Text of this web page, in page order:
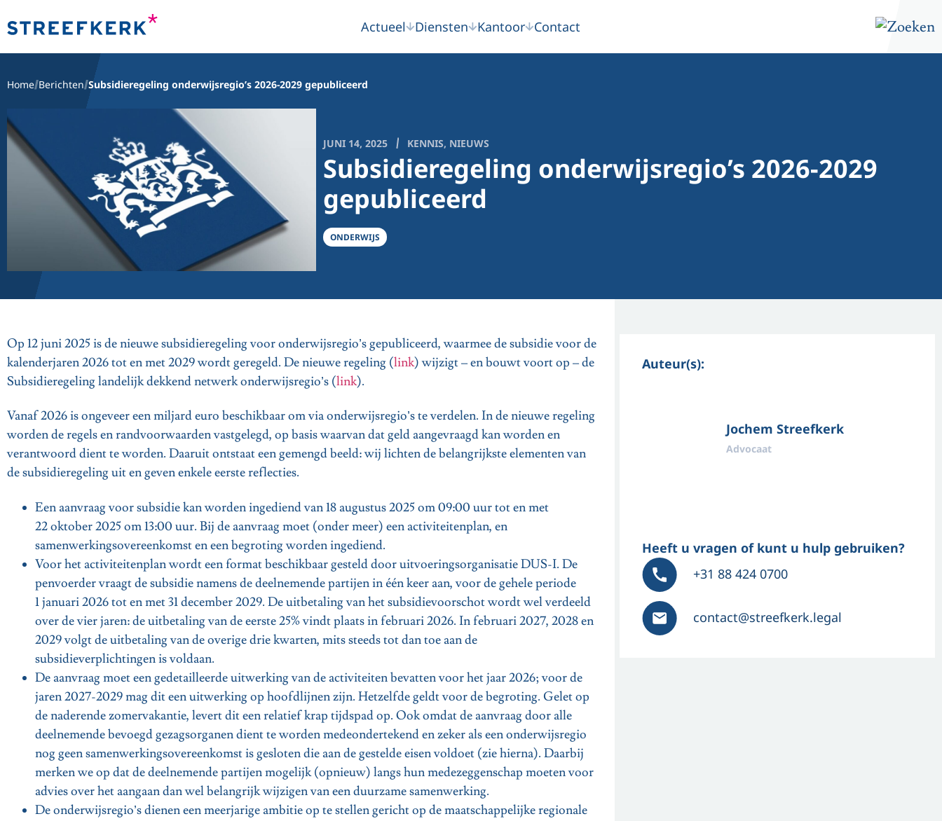
Actueel Diensten Kantoor Contact
Home Berichten Subsidieregeling onderwijsregio’s 2026-2029 gepubliceerd
JUNI 14, 2025 KENNIS, NIEUWS
Subsidieregeling onderwijsregio’s 2026-2029
gepubliceerd
ONDERWIJS
Op 12 juni 2025 is de nieuwe subsidieregeling voor onderwijsregio’s gepubliceerd, waarmee de subsidie voor de
kalenderjaren 2026 tot en met 2029 wordt geregeld. De nieuwe regeling (link) wijzigt – en bouwt voort op – de
Subsidieregeling landelijk dekkend netwerk onderwijsregio’s (link).
Vanaf 2026 is ongeveer een miljard euro beschikbaar om via onderwijsregio’s te verdelen. In de nieuwe regeling
worden de regels en randvoorwaarden vastgelegd, op basis waarvan dat geld aangevraagd kan worden en
verantwoord dient te worden. Daaruit ontstaat een gemengd beeld: wij lichten de belangrijkste elementen van
de subsidieregeling uit en geven enkele eerste reflecties.
Een aanvraag voor subsidie kan worden ingediend van 18 augustus 2025 om 09:00 uur tot en met
22 oktober 2025 om 13:00 uur. Bij de aanvraag moet (onder meer) een activiteitenplan, en
samenwerkingsovereenkomst en een begroting worden ingediend.
Voor het activiteitenplan wordt een format beschikbaar gesteld door uitvoeringsorganisatie DUS-I. De
penvoerder vraagt de subsidie namens de deelnemende partijen in één keer aan, voor de gehele periode
1 januari 2026 tot en met 31 december 2029. De uitbetaling van het subsidievoorschot wordt wel verdeeld
over de vier jaren: de uitbetaling van de eerste 25% vindt plaats in februari 2026. In februari 2027, 2028 en
2029 volgt de uitbetaling van de overige drie kwarten, mits steeds tot dan toe aan de
subsidieverplichtingen is voldaan.
De aanvraag moet een gedetailleerde uitwerking van de activiteiten bevatten voor het jaar 2026; voor de
jaren 2027-2029 mag dit een uitwerking op hoofdlijnen zijn. Hetzelfde geldt voor de begroting. Gelet op
de naderende zomervakantie, levert dit een relatief krap tijdspad op. Ook omdat de aanvraag door alle
deelnemende bevoegd gezagsorganen dient te worden medeondertekend en zeker als een onderwijsregio
nog geen samenwerkingsovereenkomst is gesloten die aan de gestelde eisen voldoet (zie hierna). Daarbij
merken we op dat de deelnemende partijen mogelijk (opnieuw) langs hun medezeggenschap moeten voor
advies over het aangaan dan wel belangrijk wijzigen van een duurzame samenwerking.
De onderwijsregio’s dienen een meerjarige ambitie op te stellen gericht op de maatschappelijke regionale
Auteur(s):
Jochem Streefkerk
Advocaat
Heeft u vragen of kunt u hulp gebruiken?
+31 88 424 0700
contact@streefkerk.legal